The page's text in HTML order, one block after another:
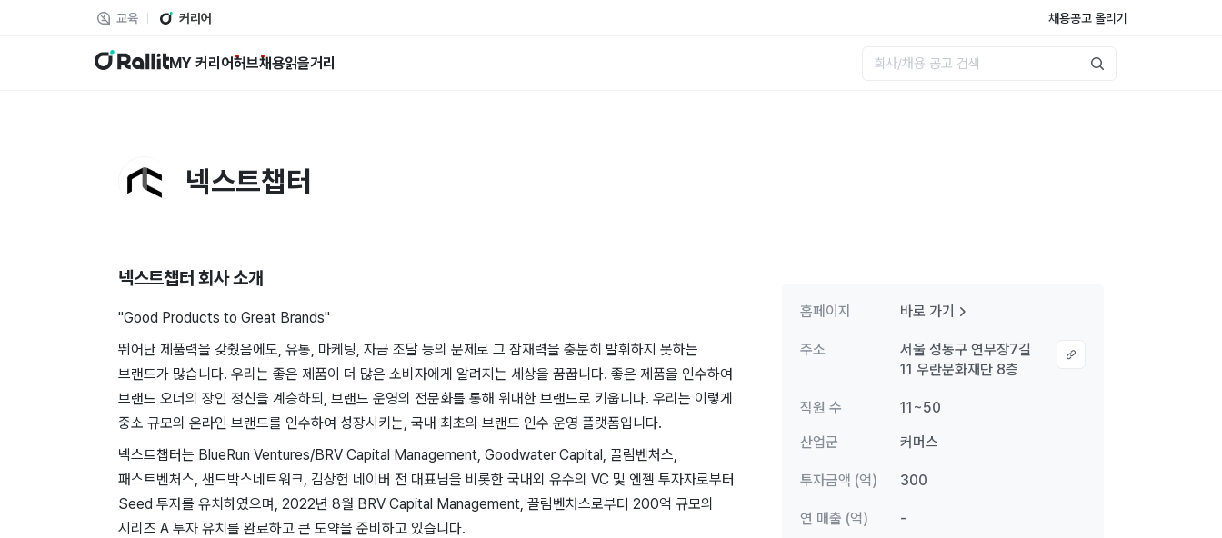
교육 커리어 채용공고 올리기
랠릿 MY 커리어허브채용읽을거리
넥스트챕터
넥스트챕터 회사 소개
"Good Products to Great Brands"
뛰어난 제품력을 갖췄음에도, 유통, 마케팅, 자금 조달 등의 문제로 그 잠재력을 충분히 발휘하지 못하는
브랜드가 많습니다. 우리는 좋은 제품이 더 많은 소비자에게 알려지는 세상을 꿈꿉니다. 좋은 제품을 인수하여
브랜드 오너의 장인 정신을 계승하되, 브랜드 운영의 전문화를 통해 위대한 브랜드로 키웁니다. 우리는 이렇게
중소 규모의 온라인 브랜드를 인수하여 성장시키는, 국내 최초의 브랜드 인수 운영 플랫폼입니다.
넥스트챕터는 BlueRun Ventures/BRV Capital Management, Goodwater Capital, 끌림벤처스,
패스트벤처스, 샌드박스네트워크, 김상헌 네이버 전 대표님을 비롯한 국내외 유수의 VC 및 엔젤 투자자로부터
Seed 투자를 유치하였으며, 2022년 8월 BRV Capital Management, 끌림벤처스로부터 200억 규모의
시리즈 A 투자 유치를 완료하고 큰 도약을 준비하고 있습니다.
홈페이지 바로 가기
주소
서울 성동구 연무장7길
11 우란문화재단 8층
직원 수
11~50
산업군
커머스
투자금액 (억) 300
연 매출 (억) -